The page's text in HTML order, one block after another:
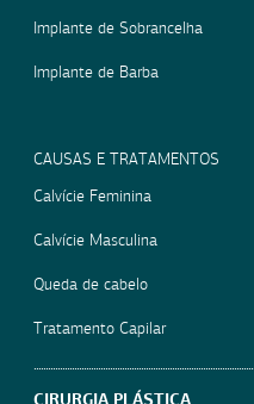
Implante de Sobrancelha
Implante de Barba
CAUSAS E TRATAMENTOS
Calvície Feminina
Calvície Masculina
Queda de cabelo
Tratamento Capilar
CIRURGIA PLÁSTICA